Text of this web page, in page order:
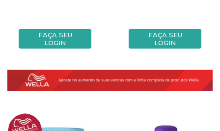
FAÇA SEU
LOGIN
FAÇA SEU
LOGIN